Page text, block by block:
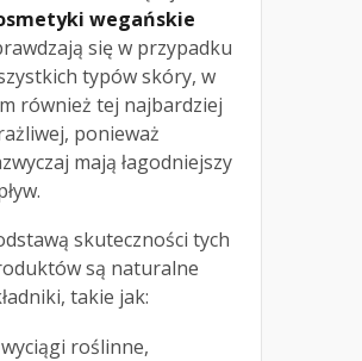
wegańskie
się w przypadku
typów skóry, w
również tej najbardziej
ponieważ
mają łagodniejszy
skuteczności tych
są naturalne
takie jak:
wyciągi roślinne,